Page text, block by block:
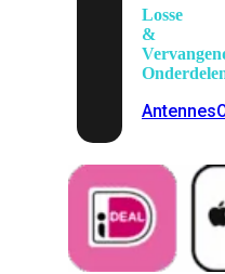
Losse
&
Antennes